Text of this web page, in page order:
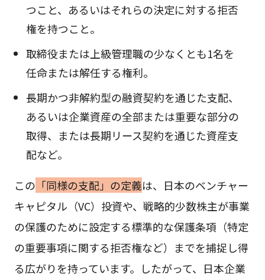
つこと、あるいはそれらの決定に対する拒否
権を持つこと。
取締役または上級管理職の少なくとも1名を
任命または解任する権利。
長期かつ非解約型の融資契約を通じた支配、
あるいは企業資産の全部または重要な部分の
取得、または長期リース契約を通じた資産支
配など。
この 「同様の支配」の定義は、日本のベンチャー
キャピタル（VC）投資や、戦略的少数株主が事業
の保護のために設定する標準的な保護条項（特定
の重要事項に関する拒否権など）までを捕捉し得
る広がりを持っています。したがって、日本企業